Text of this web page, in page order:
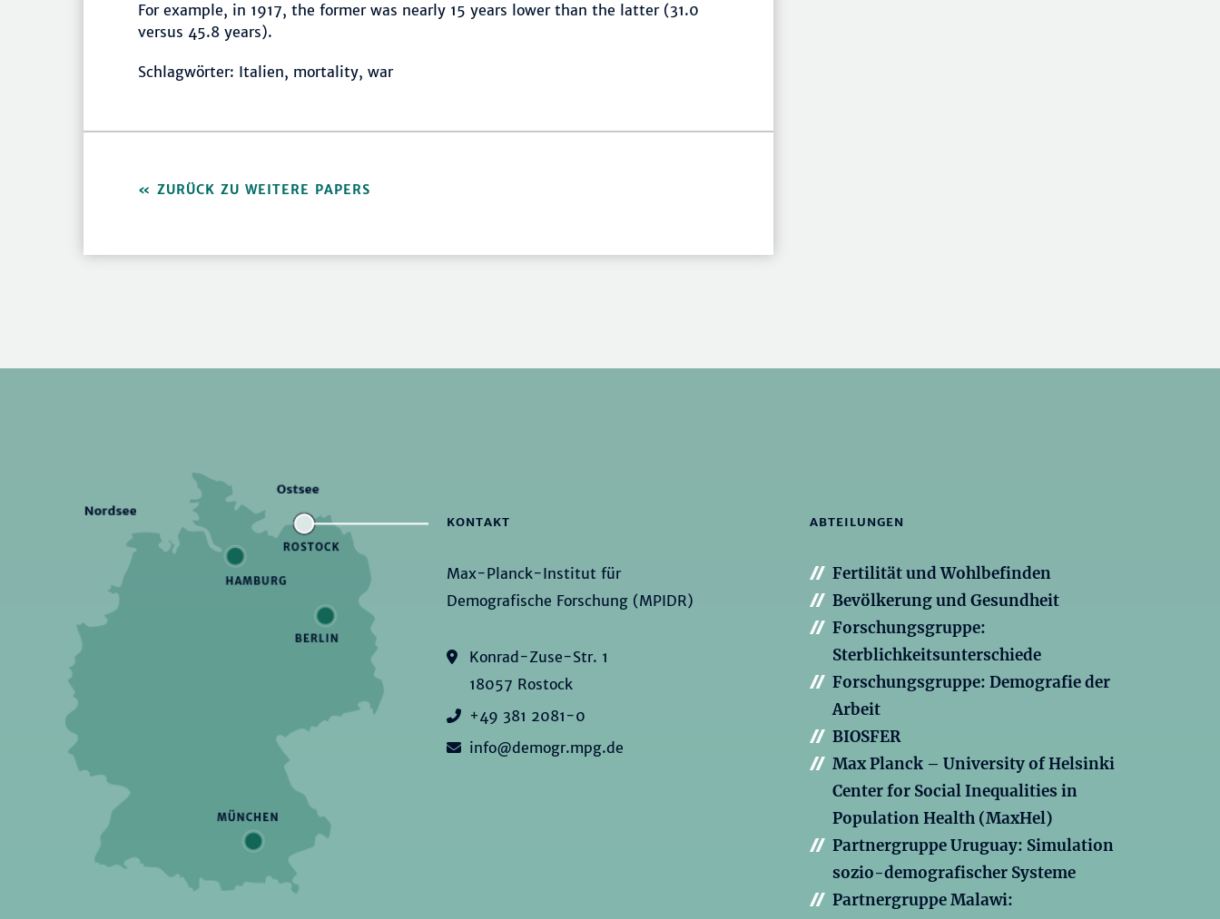
For example, in 1917, the former was nearly 15 years lower than the latter (31.0
versus 45.8 years).
Schlagwörter: Italien, mortality, war
ZURÜCK ZU WEITERE PAPERS
KONTAKT
Max-Planck-Institut für
Demografische Forschung (MPIDR)
Konrad-Zuse-Str. 1
18057 Rostock
+49 381 2081-0
info@demogr.mpg.de
ABTEILUNGEN
Fertilität und Wohlbefinden
Bevölkerung und Gesundheit
Forschungsgruppe:
Sterblichkeitsunterschiede
Forschungsgruppe: Demografie der
Arbeit
BIOSFER
Max Planck – University of Helsinki
Center for Social Inequalities in
Population Health (MaxHel)
Partnergruppe Uruguay: Simulation
sozio-demografischer Systeme
Partnergruppe Malawi: